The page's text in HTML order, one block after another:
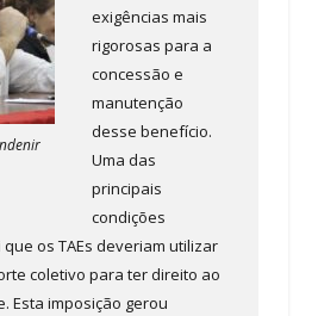
exigências mais
rigorosas para a
concessão e
manutenção
desse benefício.
Uma das
principais
condições
os TAEs deveriam utilizar
coletivo para ter direito ao
Esta imposição gerou